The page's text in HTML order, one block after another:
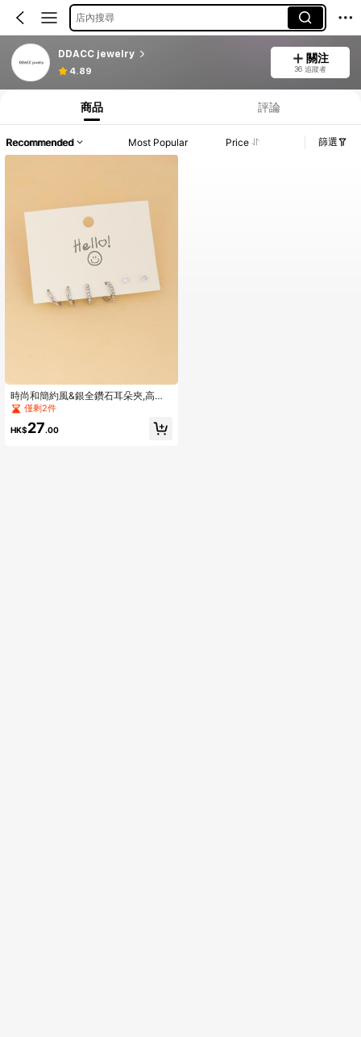
店內搜尋
DDACC jewelry
4.89
關注
36 追蹤者
商品 評論
Recommended Most Popular Price 篩選
時尚和簡約風&銀全鑽石耳朵夾,高分
精美發亮的方晶鋯石耳釘
僅剩2件
HK$27.00